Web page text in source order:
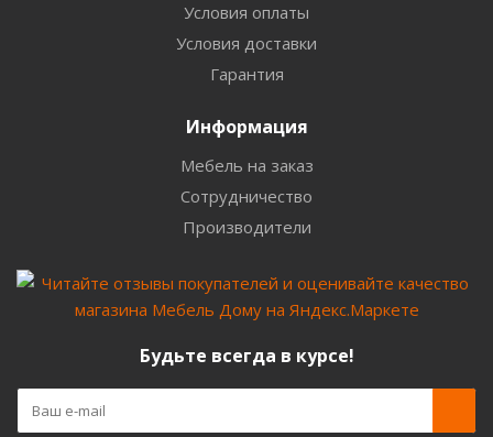
Условия оплаты
Условия доставки
Гарантия
Информация
Мебель на заказ
Сотрудничество
Производители
Будьте всегда в курсе!